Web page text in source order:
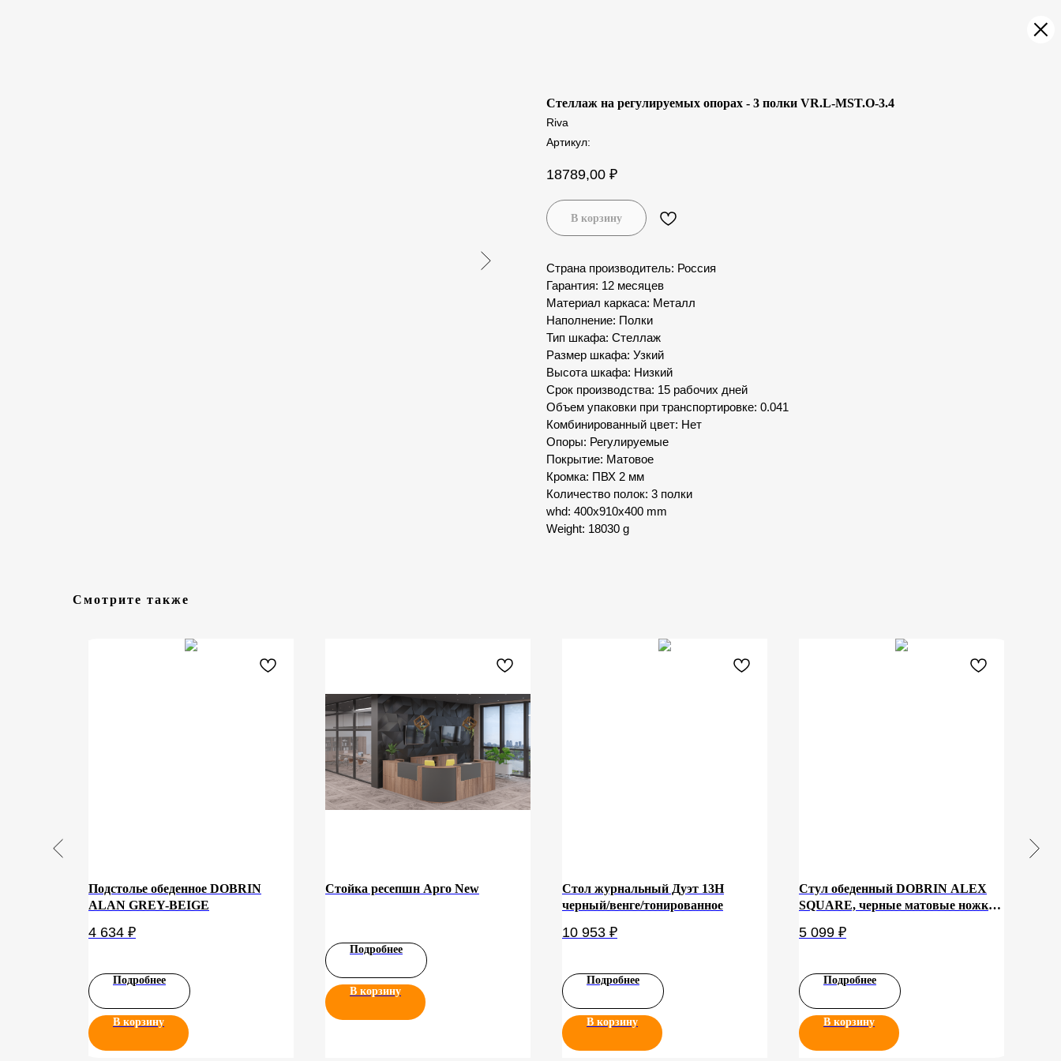
Стеллаж на регулируемых опорах - 3 полки VR.L-MST.O-3.4
Riva
Артикул:
18789,00 ₽
В корзину
Страна производитель: Россия
Гарантия: 12 месяцев
Материал каркаса: Металл
Наполнение: Полки
Тип шкафа: Стеллаж
Размер шкафа: Узкий
Высота шкафа: Низкий
Срок производства: 15 рабочих дней
Объем упаковки при транспортировке: 0.041
Комбинированный цвет: Нет
Опоры: Регулируемые
Покрытие: Матовое
Кромка: ПВХ 2 мм
Количество полок: 3 полки
whd: 400x910x400 mm
Weight: 18030 g
Смотрите также
Подстолье обеденное DOBRIN
ALAN GREY-BEIGE
4 634 ₽
Подробнее
В корзину
Стойка ресепшн Арго New
Подробнее
В корзину
Стол журнальный Дуэт 13Н
черный/венге/тонированное
10 953 ₽
Подробнее
В корзину
Стул обеденный DOBRIN ALEX
SQUARE, черные матовые ножки,
5 099 ₽
Подробнее
В корзину